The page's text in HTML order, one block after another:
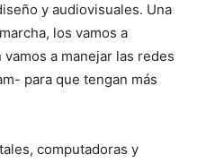
y audiovisuales. Una
los vamos a
a manejar las redes
para que tengan más
computadoras y